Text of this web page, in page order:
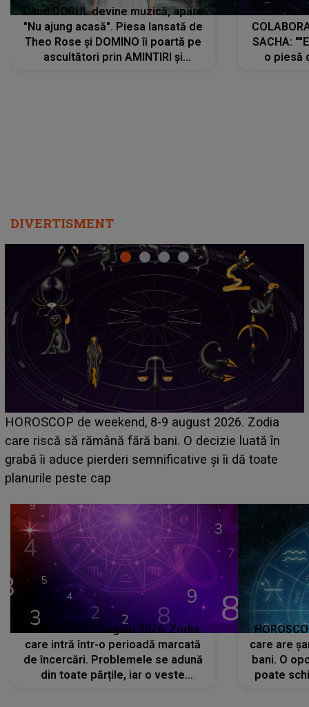
Când DORUL devine muzică, apare
"Nu ajung acasă". Piesa lansată de
Theo Rose și DOMINO îi poartă pe
ascultători prin AMINTIRI și
SACHA:
o piesă
DIVERTISMENT
Emanuel a ținut ACEST DETALIU ASCUNS până
acum! În fața Alexandrei, concurentul din Casa Iubirii
face o MĂRTURISIRE NEAȘTEPTATĂ despre mama
sa: "I-am spus și ei în față, eu nu te iubesc pentru
HOROSCOP 7 august 2026. Zodia
care intră într-o perioadă marcată
de încercări. Problemele se adună
din toate părțile, iar o veste
care are
bani. O
poate